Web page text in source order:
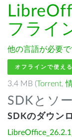
フライ
他の言語が必要で
オフラインで使え
3.4 MB (Torrent,
SDKとソ
SDKのダウン